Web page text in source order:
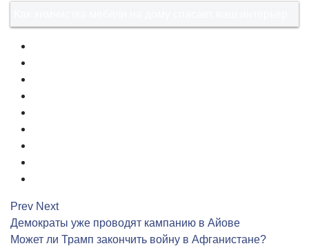
Prev Next
Демократы уже проводят кампанию в Айове
Может ли Трамп закончить войну в Афганистане?